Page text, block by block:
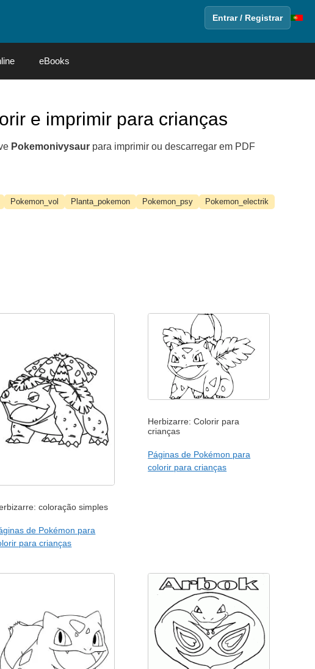
Entrar / Registrar
eBooks
e imprimir para crianças
Pokemonivysaurpara imprimir ou descarregar em PDF
Pokemon_vol Planta_pokemon Pokemon_psy
Pokemon_electrik
coloração simples
de Pokémon para
para crianças
Herbizarre: Colorir para
crianças
Páginas de Pokémon para
colorir para crianças